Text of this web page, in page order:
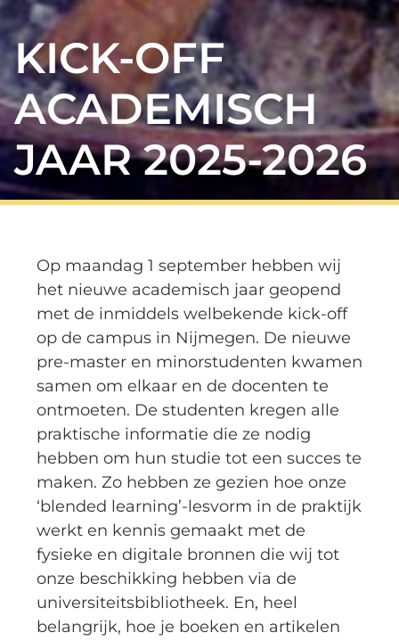
KICK-OFF
ACADEMISCH
JAAR 2025-2026
Op maandag 1 september hebben wij
het nieuwe academisch jaar geopend
met de inmiddels welbekende kick-off
op de campus in Nijmegen. De nieuwe
pre-master en minorstudenten kwamen
samen om elkaar en de docenten te
ontmoeten. De studenten kregen alle
praktische informatie die ze nodig
hebben om hun studie tot een succes te
maken. Zo hebben ze gezien hoe onze
‘blended learning’-lesvorm in de praktijk
werkt en kennis gemaakt met de
fysieke en digitale bronnen die wij tot
onze beschikking hebben via de
universiteitsbibliotheek. En, heel
belangrijk, hoe je boeken en artikelen